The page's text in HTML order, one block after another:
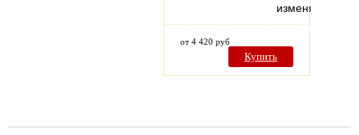
изменяет…
от 4 420 руб
Купить